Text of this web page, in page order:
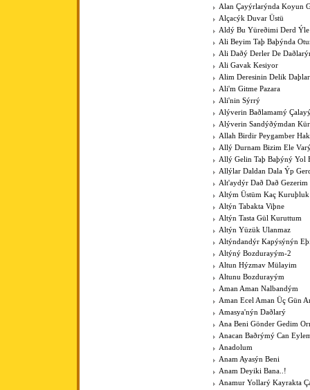
Alan Çayýrlarýnda Koyun
Alçacýk Duvar Üstü
Aldý Bu Yüreðimi Derd
Ali Beyim Taþ Baþýnda
Ali Daðý Derler De
Ali Gavak Kesiyor
Alim Deresinin Delik
Ali'm Gitme Pazara
Ali'nin Sýrrý
Alýverin Baðlamamý
Alýverin Sandýðýmdan
Allah Birdir Peygamber Hak
Allý Durnam Bizim Ele
Allý Gelin Taþ Baþýný Yol
Allýlar Daldan Dala Ýp
Alt'aydýr Dað Dað Gezerim
Altým Üstüm Kaç Kuruþluk
Altýn Tabakta Viþne
Altýn Tasta Gül Kuruttum
Altýn Yüzük Ulanmaz
Altýndandýr Kapýsýnýn
Altýný Bozdurayým-2
Altun Hýzmav Mülayim
Altunu Bozdurayým
Aman Aman Nalbandým
Aman Ecel Aman Üç Gün
Amasya'nýn Daðlarý
Ana Beni Gönder Gedim
Anacan Baðrýmý Can
Anadolum
Anam Ayasýn Beni
Anam Deyiki Bana..!
Anamur Yollarý Kayrakta